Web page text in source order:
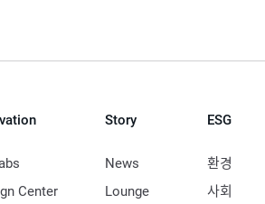
Center
Story
News
Lounge
ESG
환경
사회